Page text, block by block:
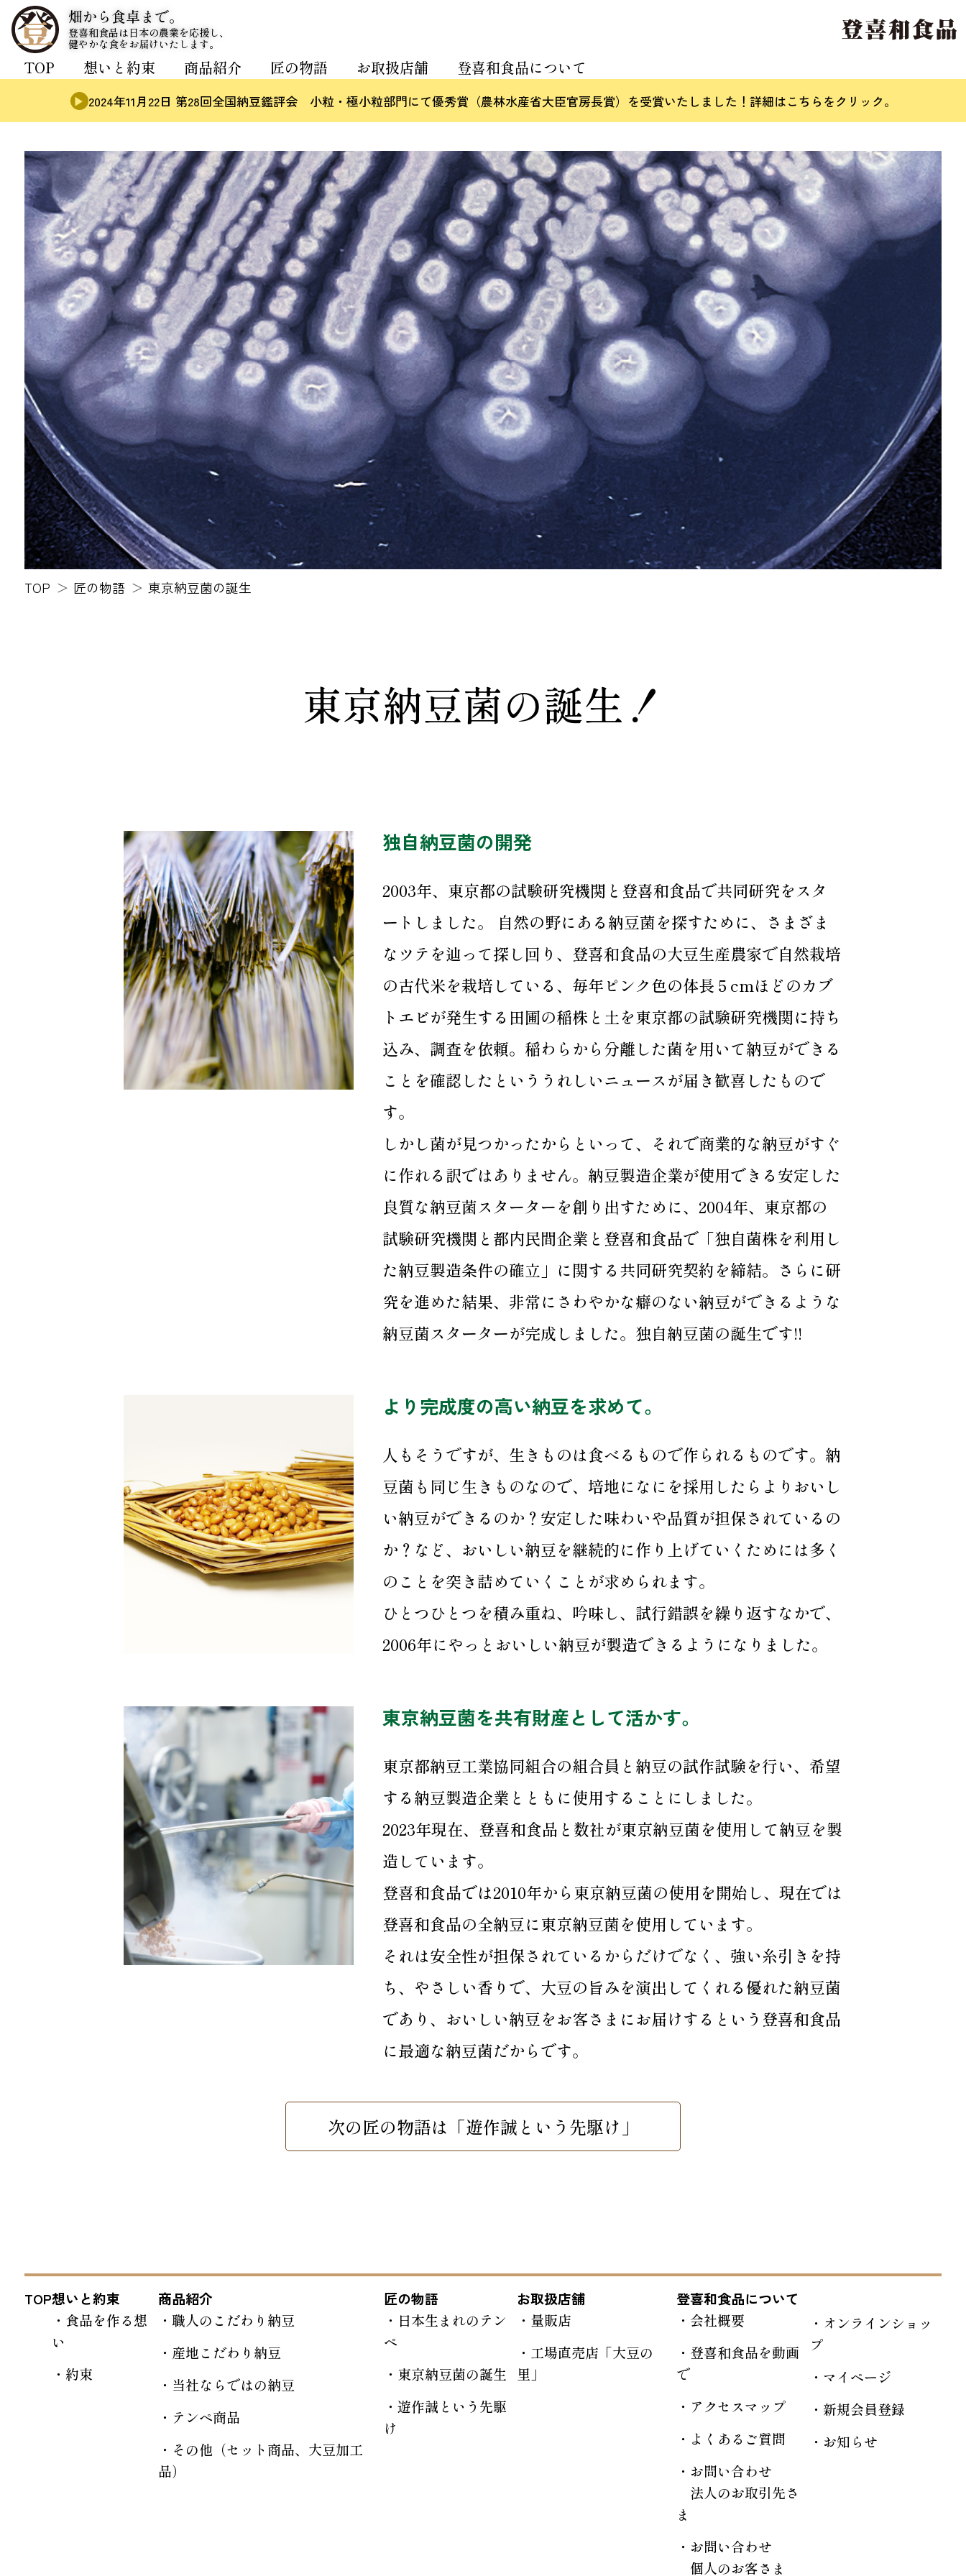
畑から食卓まで。
登喜和食品は日本の農業を応援し、
健やかな食をお届けいたします。
TOP 想いと約束 商品紹介 匠の物語 お取扱店舗 登喜和食品について
2024年11月22日 第28回全国納豆鑑評会 小粒・極小粒部門にて優秀賞（農林水産省大臣官房長賞）を受賞いたしました！ 詳細はこちらをクリック。
TOP 匠の物語 東京納豆菌の誕生
東京納豆菌の誕生！
独自納豆菌の開発
2003年、東京都の試験研究機関と登喜和食品で共同研究をスタ
ートしました。 自然の野にある納豆菌を探すために、さまざま
なツテを辿って探し回り、登喜和食品の大豆生産農家で自然栽培
の古代米を栽培している、毎年ピンク色の体長５cmほどのカブ
トエビが発生する田圃の稲株と土を東京都の試験研究機関に持ち
込み、調査を依頼。稲わらから分離した菌を用いて納豆ができる
ことを確認したといううれしいニュースが届き歓喜したもので
す。
しかし菌が見つかったからといって、それで商業的な納豆がすぐ
に作れる訳ではありません。納豆製造企業が使用できる安定した
良質な納豆菌スターターを創り出すために、2004年、東京都の
試験研究機関と都内民間企業と登喜和食品で「独自菌株を利用し
た納豆製造条件の確立」に関する共同研究契約を締結。さらに研
究を進めた結果、非常にさわやかな癖のない納豆ができるような
納豆菌スターターが完成しました。独自納豆菌の誕生です!!
より完成度の高い納豆を求めて。
人もそうですが、生きものは食べるもので作られるものです。納
豆菌も同じ生きものなので、培地になにを採用したらよりおいし
い納豆ができるのか？安定した味わいや品質が担保されているの
か？など、おいしい納豆を継続的に作り上げていくためには多く
のことを突き詰めていくことが求められます。
ひとつひとつを積み重ね、吟味し、試行錯誤を繰り返すなかで、
2006年にやっとおいしい納豆が製造できるようになりました。
東京納豆菌を共有財産として活かす。
東京都納豆工業協同組合の組合員と納豆の試作試験を行い、希望
する納豆製造企業とともに使用することにしました。
2023年現在、登喜和食品と数社が東京納豆菌を使用して納豆を製
造しています。
登喜和食品では2010年から東京納豆菌の使用を開始し、現在では
登喜和食品の全納豆に東京納豆菌を使用しています。
それは安全性が担保されているからだけでなく、強い糸引きを持
ち、やさしい香りで、大豆の旨みを演出してくれる優れた納豆菌
であり、おいしい納豆をお客さまにお届けするという登喜和食品
に最適な納豆菌だからです。
次の匠の物語は「遊作誠という先駆け」
TOP想いと約束
食品を作る想
い
約束
商品紹介
職人のこだわり納豆
産地こだわり納豆
当社ならではの納豆
テンペ商品
その他（セット商品、大豆加工
品）
匠の物語
日本生まれのテン
ペ
東京納豆菌の誕生
遊作誠という先駆
け
お取扱店舗
量販店
工場直売店「大豆の
里」
登喜和食品について
会社概要
登喜和食品を動画
で
アクセスマップ
よくあるご質問
お問い合わせ
法人のお取引先さ
ま
お問い合わせ
個人のお客さま
オンラインショッ
プ
マイページ
新規会員登録
お知らせ